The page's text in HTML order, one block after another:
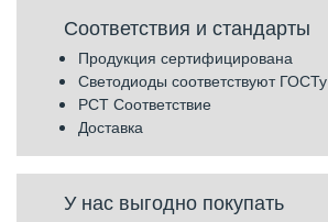
Соответствия и стандарты
Продукция сертифицирована
Светодиоды соответствуют ГОСТу
РСТ Соответствие
Доставка
У нас выгодно покупать